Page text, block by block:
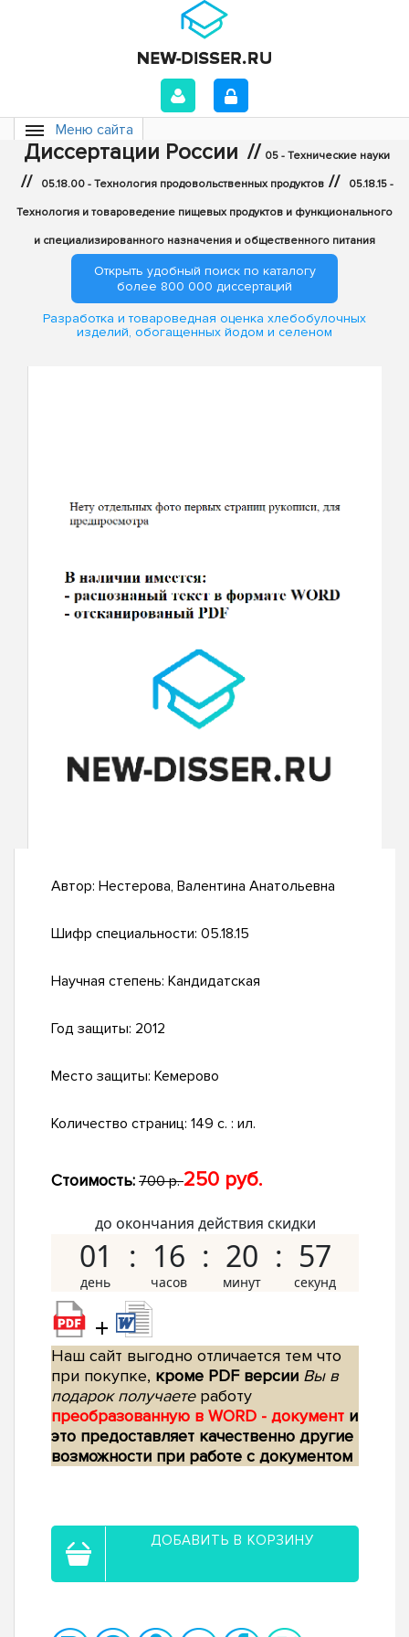
Меню сайта
Диссертации России // 05 - Технические науки
// 05.18.00 - Технология продовольственных продуктов // 05.18.15 -
Технология и товароведение пищевых продуктов и функционального
и специализированного назначения и общественного питания
Открыть удобный поиск по каталогу
более 800 000 диссертаций
Разработка и товароведная оценка хлебобулочных
изделий, обогащенных йодом и селеном
Автор: Нестерова, Валентина Анатольевна
Шифр специальности: 05.18.15
Научная степень: Кандидатская
Год защиты: 2012
Место защиты: Кемерово
Количество страниц: 149 с. : ил.
Стоимость: 700 р.250 руб.
до окончания действия скидки
01 16 20 56
+
Наш сайт выгодно отличается тем что
при покупке, кроме PDF версии Вы в
подарок получаетеработу
преобразованную в WORD - документ и
это предоставляет качественно другие
возможности при работе с документом
ДОБАВИТЬ В КОРЗИНУ